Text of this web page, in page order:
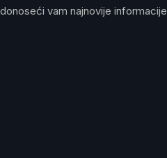
vam najnovije informacije